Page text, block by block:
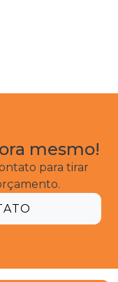
mesmo!
para tirar